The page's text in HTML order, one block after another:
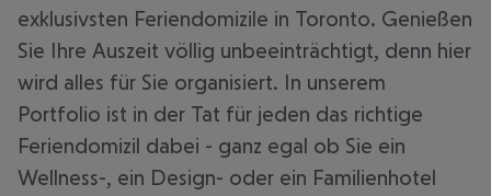
exklusivsten Feriendomizile in Toronto. Genießen
Sie Ihre Auszeit völlig unbeeinträchtigt, denn hier
wird alles für Sie organisiert. In unserem
Portfolio ist in der Tat für jeden das richtige
Feriendomizil dabei - ganz egal ob Sie ein
Wellness-, ein Design- oder ein Familienhotel